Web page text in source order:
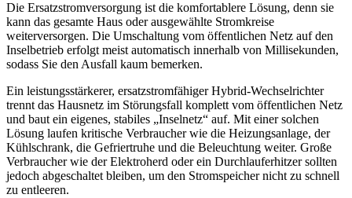
Die Ersatzstromversorgung ist die komfortablere Lösung, denn sie
kann das gesamte Haus oder ausgewählte Stromkreise
weiterversorgen. Die Umschaltung vom öffentlichen Netz auf den
Inselbetrieb erfolgt meist automatisch innerhalb von Millisekunden,
sodass Sie den Ausfall kaum bemerken.
Ein leistungsstärkerer, ersatzstromfähiger Hybrid-Wechselrichter
trennt das Hausnetz im Störungsfall komplett vom öffentlichen Netz
und baut ein eigenes, stabiles „Inselnetz“ auf. Mit einer solchen
Lösung laufen kritische Verbraucher wie die Heizungsanlage, der
Kühlschrank, die Gefriertruhe und die Beleuchtung weiter. Große
Verbraucher wie der Elektroherd oder ein Durchlauferhitzer sollten
jedoch abgeschaltet bleiben, um den Stromspeicher nicht zu schnell
zu entleeren.